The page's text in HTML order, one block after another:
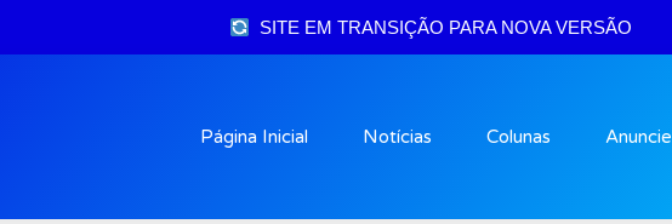
SITE EM TRANSIÇÃO PARA NOVA VERSÃO
Página Inicial Notícias Colunas Anuncie